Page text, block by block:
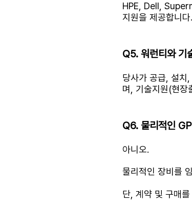
HPE, Dell,
지원을 제공합니다.
Q5. 워런티와 기
당사가 공급, 설치
며, 기술지원(현장
Q6. 물리적인
아니오.
물리적인 장비를
단, 계약 및 구매